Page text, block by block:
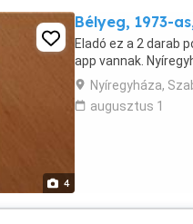
4
Bélyeg, 1973-
Eladó ez a 2 darab
app vannak.
Nyíregyháza,
augusztus 1